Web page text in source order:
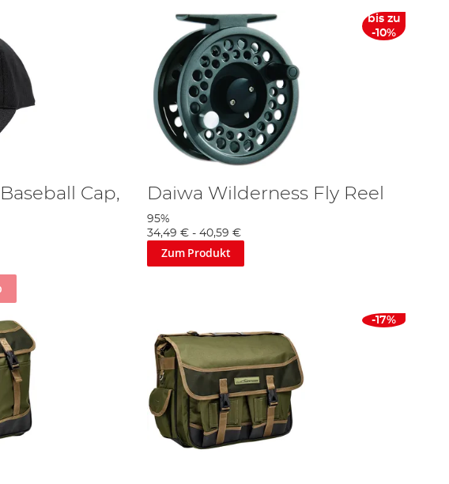
Cap,
bis zu
-10%
Daiwa Wilderness Fly Reel
95%
34,49 € -40,59 €
Zum Produkt
-17%